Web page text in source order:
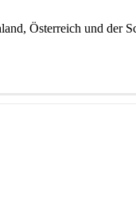
Österreich und der